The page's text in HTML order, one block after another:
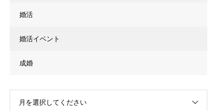
婚活
婚活イベント
成婚
月を選択してください